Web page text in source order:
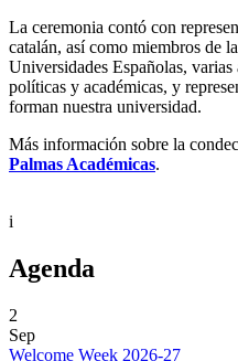
La ceremonia contó con
catalán, así como miembros de
Universidades Españolas,
políticas y académicas, y
forman nuestra universidad.
Más información sobre la
Palmas Académicas.
i
Agenda
2
Sep
Welcome Week 2026-27